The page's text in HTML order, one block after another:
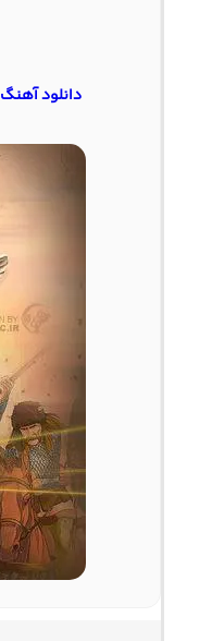
دانلود آهنگ یوفوریا ۶ “ریمیکس